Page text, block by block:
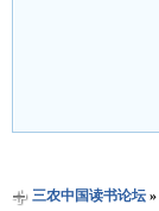
三农中国读书论坛»